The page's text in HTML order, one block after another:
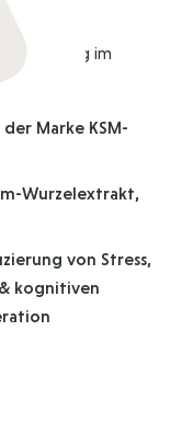
zur
im
Marke KSM-
Wurzelextrakt,
von Stress,
kognitiven